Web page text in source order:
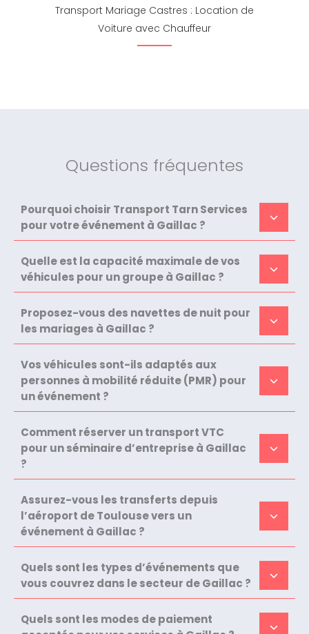
Transport Mariage Castres : Location de
Voiture avec Chauffeur
Questions fréquentes
Pourquoi choisir Transport Tarn Services
pour votre événement à Gaillac ?
Quelle est la capacité maximale de vos
véhicules pour un groupe à Gaillac ?
Proposez-vous des navettes de nuit pour
les mariages à Gaillac ?
Vos véhicules sont-ils adaptés aux
personnes à mobilité réduite (PMR) pour
un événement ?
Comment réserver un transport VTC
pour un séminaire d’entreprise à Gaillac
?
Assurez-vous les transferts depuis
l’aéroport de Toulouse vers un
événement à Gaillac ?
Quels sont les types d’événements que
vous couvrez dans le secteur de Gaillac ?
Quels sont les modes de paiement